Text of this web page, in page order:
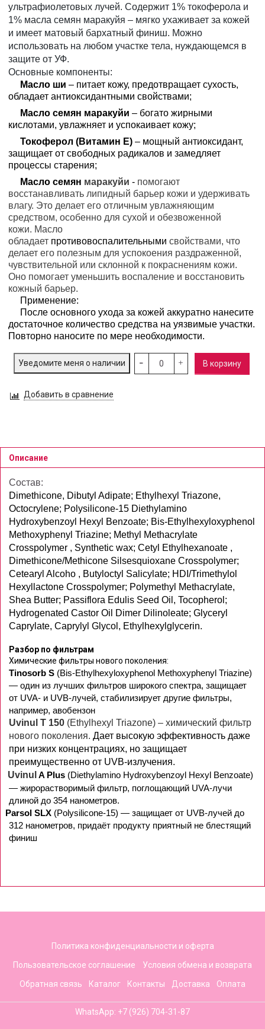
ультрафиолетовых лучей. Содержит 1% токоферола и
1% масла семян маракуйя – мягко ухаживает за кожей
и имеет матовый бархатный финиш. Можно
использовать на любом участке тела, нуждающемся в
защите от УФ.
Основные компоненты:
Масло ши – питает кожу, предотвращает сухость,
обладает антиоксидантными свойствами;
Масло семян маракуйи – богато жирными
кислотами, увлажняет и успокаивает кожу;
Токоферол (Витамин E) – мощный антиоксидант,
защищает от свободных радикалов и замедляет
процессы старения;
Масло семян маракуйи - помогают
восстанавливать липидный барьер кожи и удерживать
влагу. Это делает его отличным увлажняющим
средством, особенно для сухой и обезвоженной
кожи. Масло
обладает противовоспалительными свойствами, что
делает его полезным для успокоения раздраженной,
чувствительной или склонной к покраснениям кожи.
Оно помогает уменьшить воспаление и восстановить
кожный барьер.
Применение:
После основного ухода за кожей аккуратно нанесите
достаточное количество средства на уязвимые участки.
Повторно наносите по мере необходимости.
Уведомите меня о наличии В корзину
Добавить в сравнение
Описание
Состав:
Dimethicone, Dibutyl Adipate; Ethylhexyl Triazone,
Octocrylene; Polysilicone-15 Diethylamino
Hydroxybenzoyl Hexyl Benzoate; Bis-Ethylhexyloxyphenol
Methoxyphenyl Triazine; Methyl Methacrylate
Crosspolymer , Synthetic wax; Cetyl Ethylhexanoate ,
Dimethicone/Methicone Silsesquioxane Crosspolymer;
Cetearyl Alcoho , Butyloctyl Salicylate; HDI/Trimethylol
Hexyllactone Crosspolymer; Polymethyl Methacrylate,
Shea Butter; Passiflora Edulis Seed Oil, Tocopherol;
Hydrogenated Castor Oil Dimer Dilinoleate; Glyceryl
Caprylate, Caprylyl Glycol, Ethylhexylglycerin.
Разбор по фильтрам
Химические фильтры нового поколения:
Tinosorb S (Bis-Ethylhexyloxyphenol Methoxyphenyl Triazine)
— один из лучших фильтров широкого спектра, защищает
от UVA- и UVB-лучей, стабилизирует другие фильтры,
например, авобензон
Uvinul T 150 (Ethylhexyl Triazone) – химический фильтр
нового поколения. Дает высокую эффективность даже
при низких концентрациях, но защищает
преимущественно от UVB-излучения.
Uvinul A Plus (Diethylamino Hydroxybenzoyl Hexyl Benzoate)
— жирорастворимый фильтр, поглощающий UVA-лучи
длиной до 354 нанометров.
Parsol SLX (Polysilicone-15) — защищает от UVB-лучей до
312 нанометров, придаёт продукту приятный не блестящий
финиш
Политика конфиденциальности и оферта
Пользовательское соглашение Условия обмена и возврата
Обратная связь Каталог Контакты Доставка Оплата
WhatsApp: +7 (926) 704-31-87